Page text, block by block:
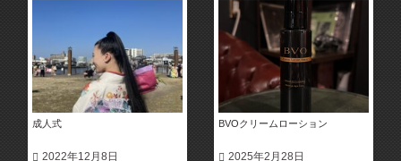
成人式
2022年12月8日
BVOクリームローション
2025年2月28日